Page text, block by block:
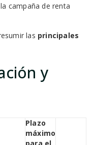
campaña de renta
las principales
y
Plazo
máximo
para el